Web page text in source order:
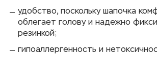
удобство, поскольку шапочка
облегает голову и надежно
резинкой;
гипоаллергенность и